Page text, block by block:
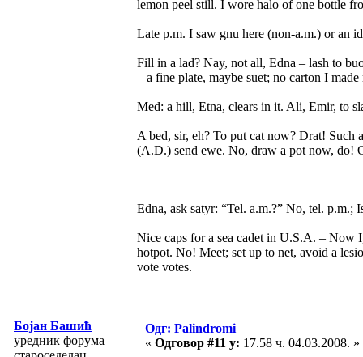
lemon peel still. I wore halo of one bottle
Late p.m. I saw gnu here (non-a.m.) or an
Fill in a lad? Nay, not all, Edna – lash to
– a fine plate, maybe suet; no carton I
Med: a hill, Etna, clears in it. Ali, Emir, to
A bed, sir, eh? To put cat now? Drat! Such
(A.D.) send ewe. No, draw a pot now, do!
Edna, ask satyr: “Tel. a.m.?” No, tel. p.m.;
Nice caps for a sea cadet in U.S.A. – Now
hotpot. No! Meet; set up to net, avoid a
vote votes.
Бојан Башић
уредник форума
Одг: Palindromi
« Одговор #11 у: 17.58 ч. 04.03.2008. »